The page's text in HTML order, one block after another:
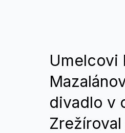
Umelcovi
divadlo v